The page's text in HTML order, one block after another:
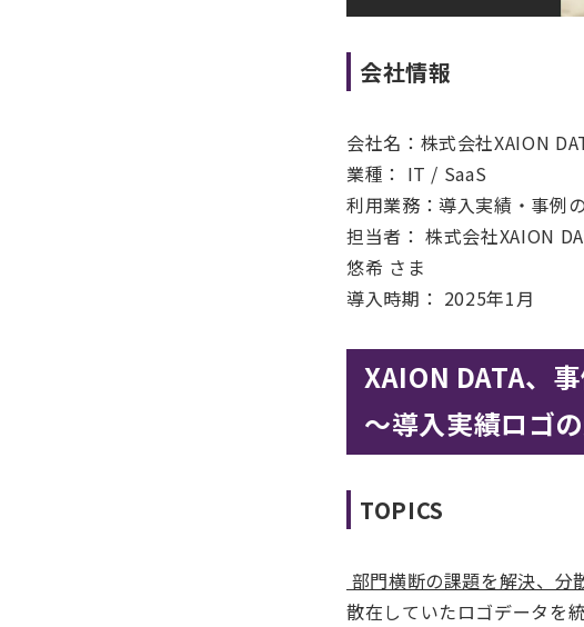
会社情報
会社名：株式会社XAION
業種： IT / SaaS
利用業務：導入実績・事例
担当者： 株式会社XAION
悠希 さま
導入時期： 2025年1月
XAION DATA、
〜導入実績ロゴ
TOPICS
部門横断の課題を解決、分
散在していたロゴデータを